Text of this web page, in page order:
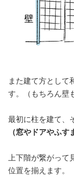
また建て方として
す。（もちろん壁
最初に柱を建て、
（窓やドアやふす
上下階が繋がっ
位置を揃えます。